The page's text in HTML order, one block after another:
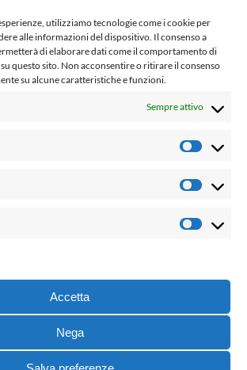
utilizziamo tecnologie come i cookie per
alle informazioni del dispositivo. Il consenso a
di elaborare dati come il comportamento di
questo sito. Non acconsentire o ritirare il consenso
su alcune caratteristiche e funzioni.
Sempre attivo
Accetta
Nega
da Romano Luperini
rappresenta una testata giornalistica in
senza alcuna periodicità. Non può
7.03.2001. L'autore non è responsabile per
e web:Salvatore Leto
& C. Editore S.p.A. - Tutti i diritti